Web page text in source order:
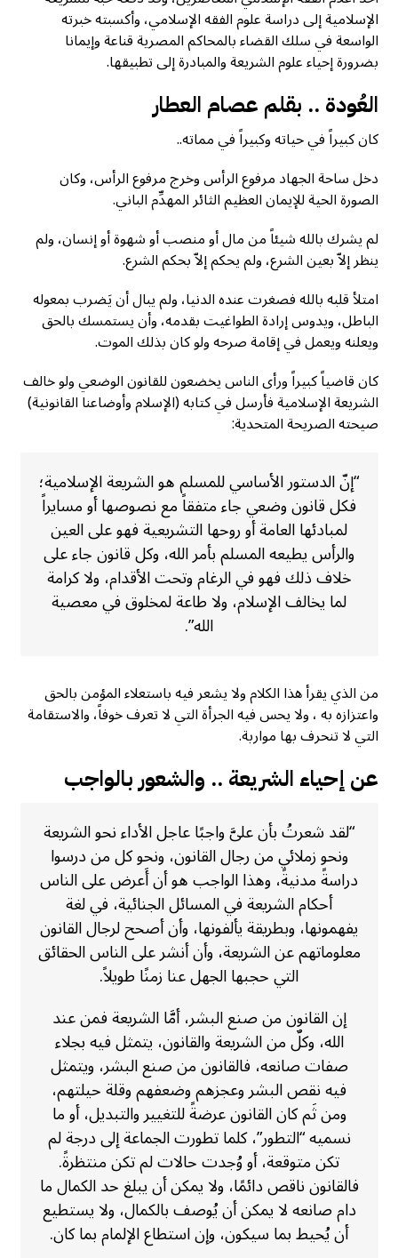
الإسلامية إلى دراسة علوم الفقه الإسلامي، وأكسبته خبرته
الواسعة في سلك القضاء بالمحاكم المصرية قناعة وإيمانا
بضرورة إحياء علوم الشريعة والمبادرة إلى تطبيقها.
العُودة .. بقلم عصام العطار
كان كبيراً في حياته وكبيراً في مماته..
دخل ساحة الجهاد مرفوع الرأس وخرج مرفوع الرأس، وكان
الصورة الحية للإيمان العظيم الثائر المهدِّم الباني.
لم يشرك بالله شيئاً من مال أو منصب أو شهوة أو إنسان، ولم
ينظر إلاّ بعين الشرع، ولم يحكم إلاّ بحكم الشرع.
امتلأ قلبه بالله فصغرت عنده الدنيا، ولم يبال أن يَضرب بمعوله
الباطل، ويدوس إرادة الطواغيت بقدمه، وأن يستمسك بالحق
ويعلنه ويعمل في إقامة صرحه ولو كان بذلك الموت.
كان قاضياً كبيراً ورأى الناس يخضعون للقانون الوضعي ولو خالف
الشريعة الإسلامية فأرسل في كتابه (الإسلام وأوضاعنا القانونية)
صيحته الصريحة المتحدية:
“إنّ الدستور الأساسي للمسلم هو الشريعة الإسلامية؛
فكل قانون وضعي جاء متفقاً مع نصوصها أو مسايراً
لمبادئها العامة أو روحها التشريعية فهو على العين
والرأس يطيعه المسلم بأمر الله، وكل قانون جاء على
خلاف ذلك فهو في الرغام وتحت الأقدام، ولا كرامة
لما يخالف الإسلام، ولا طاعة لمخلوق في معصية
الله”.
من الذي يقرأ هذا الكلام ولا يشعر فيه باستعلاء المؤمن بالحق
واعتزازه به ، ولا يحس فيه الجرأة التي لا تعرف خوفاً، والاستقامة
التي لا تنحرف بها مواربة.
عن إحياء الشريعة .. والشعور بالواجب
“لقد شعرتُ بأن علىَّ واجبًا عاجل الأداء نحو الشريعة
ونحو زملائي من رجال القانون، ونحو كل من درسوا
دراسةً مدنيةً، وهذا الواجب هو أن أَعرض على الناس
أحكام الشريعة في المسائل الجنائية، في لغة
يفهمونها، وبطريقة يألفونها، وأن أصحح لرجال القانون
معلوماتهم عن الشريعة، وأن أنشر على الناس الحقائق
التي حجبها الجهل عنا زمنًا طويلاً.
إن القانون من صنع البشر، أمَّا الشريعة فمن عند
الله، وكلٌ من الشريعة والقانون، يتمثل فيه بجلاء
صفات صانعه، فالقانون من صنع البشر، ويتمثل
فيه نقص البشر وعجزهم وضعفهم وقلة حيلتهم،
ومن ثَم كان القانون عرضةً للتغيير والتبديل، أو ما
نسميه “التطور”، كلما تطورت الجماعة إلى درجة لم
تكن متوقعة، أو وُجدت حالات لم تكن منتظرةً.
فالقانون ناقص دائمًا، ولا يمكن أن يبلغ حد الكمال ما
دام صانعه لا يمكن أن يُوصف بالكمال، ولا يستطيع
أن يُحيط بما سيكون، وإن استطاع الإلمام بما كان.